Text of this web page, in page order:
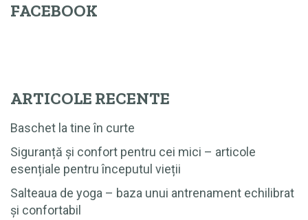
FACEBOOK
ARTICOLE RECENTE
Baschet la tine în curte
Siguranță și confort pentru cei mici – articole
esențiale pentru începutul vieții
Salteaua de yoga – baza unui antrenament echilibrat
și confortabil